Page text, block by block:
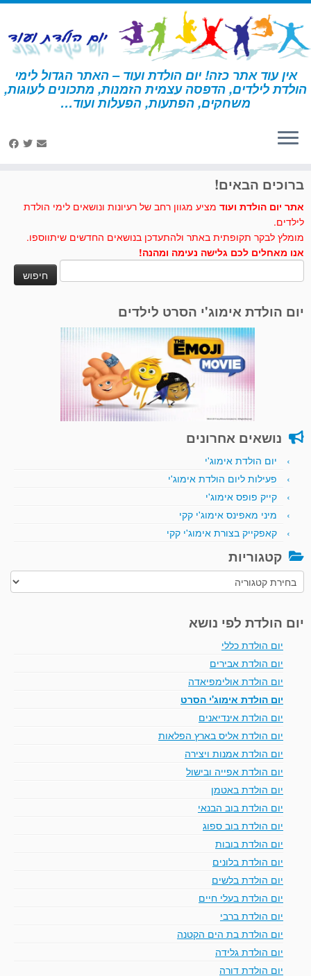
דלג
לתוכן
אין עוד אתר כזה! יום הולדת ועוד – האתר הגדול לימי
הולדת לילדים, הדפסה עצמית הזמנות, מתכונים לעוגות,
משחקים, הפתעות, הפעלות ועוד… דף הבית » צעצוע של סיפור » פעילות ומשחקים - צעצוע של סיפור »
חידון צעצוע של סיפור 1
לחצו לנו לייק בפייסבוק
ברוכים הבאים!
אתר יום הולדת ועוד מציע מגוון רחב של רעיונות ונושאים לימי הולדת
לילדים.
מומלץ לבקר תקופתית באתר ולהתעדכן בנושאים החדשים שיתווספו.
אנו מאחלים לכם גלישה נעימה ומהנה!
יום הולדת אימוג'י הסרט לילדים
נושאים אחרונים
יום הולדת אימוג'י
פעילות ליום הולדת אימוג'י
קייק פופס אימוג'י
מיני מאפינס אימוג'י קקי
קאפקייק בצורת אימוג'י קקי
קטגוריות
קטגוריות
יום הולדת לפי נושא
יום הולדת כללי
יום הולדת אבירים
יום הולדת אולימפיאדה
יום הולדת אימוג'י הסרט
יום הולדת אינדיאנים
יום הולדת אליס בארץ הפלאות
יום הולדת אמנות ויצירה
יום הולדת אפייה ובישול
יום הולדת באטמן
יום הולדת בוב הבנאי
יום הולדת בוב ספוג
יום הולדת בובות
יום הולדת בלונים
יום הולדת בלשים
יום הולדת בעלי חיים
יום הולדת ברבי
יום הולדת בת הים הקטנה
יום הולדת גלידה
יום הולדת דורה